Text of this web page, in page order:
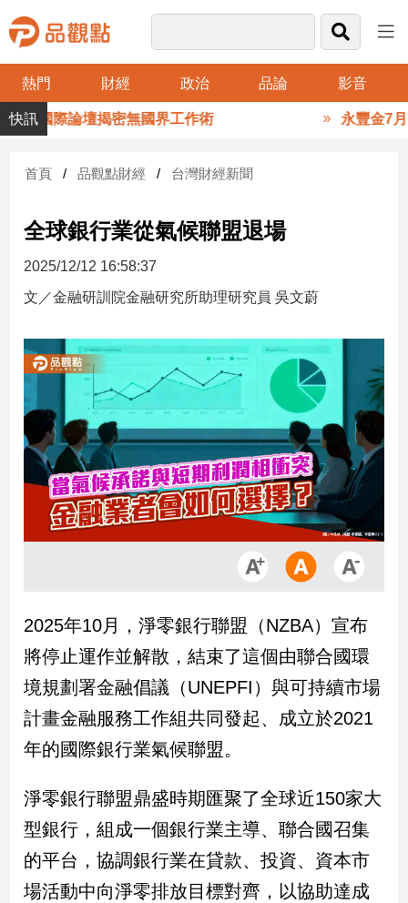
熱門 財經 政治 品論 影音
品
觀
財
台
財
經
新
產
經/
市
房
地
產
政
治
政
焦
點
觀
點
民
國
會
論壇揭密無國界工作術 永豐金7月EPS
首頁 品觀點財經 台灣財經新聞
全球銀行業從氣候聯盟退場
2025/12/12 16:58:37
文／金融研訓院金融研究所助理研究員 吳文蔚
2025年10月，淨零銀行聯盟（NZBA）宣布
將停止運作並解散，結束了這個由聯合國環
境規劃署金融倡議（UNEPFI）與可持續市場
計畫金融服務工作組共同發起、成立於2021
年的國際銀行業氣候聯盟。
淨零銀行聯盟鼎盛時期匯聚了全球近150家大
型銀行，組成一個銀行業主導、聯合國召集
的平台，協調銀行業在貸款、投資、資本市
場活動中向淨零排放目標對齊，以協助達成